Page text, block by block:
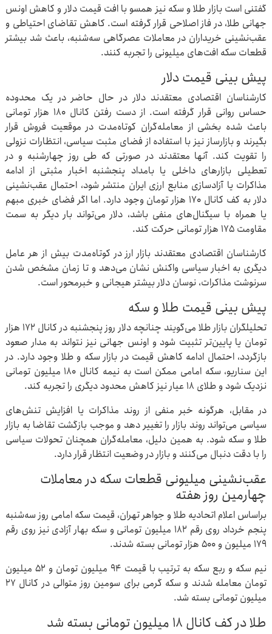
گفتنی است بازار طلا و سکه نیز همسو با افت قیمت دلار و کاهش اونس
جهانی طلا، در فاز اصلاحی قرار گرفته است. کاهش تقاضای احتیاطی و
عقب‌نشینی خریداران در معاملات عصرگاهی سه‌شنبه، باعث شد بیشتر
قطعات سکه افت‌های میلیونی را تجربه کنند.
پیش بینی قیمت دلار
کارشناسان اقتصادی معتقدند دلار در حال حاضر در یک محدوده
حساس روانی قرار گرفته است. از دست رفتن کانال ۱۸۰ هزار تومانی
باعث شده بخشی از معامله‌گران کوتاه‌مدت در موقعیت فروش قرار
بگیرند و بازارساز نیز با استفاده از فضای مثبت سیاسی، انتظارات نزولی
را تقویت کند. آنها معتقدند در صورتی که طی روز چهارشنبه و در
تعطیلی بازارهای داخلی یا بامداد پنجشنبه اخبار مثبتی از ادامه
مذاکرات یا آزادسازی منابع ارزی ایران منتشر شود، احتمال عقب‌نشینی
دلار به کف کانال ۱۷۰ هزار تومان وجود دارد. اما اگر فضای خبری مبهم
یا همراه با سیگنال‌های منفی باشد، دلار می‌تواند بار دیگر به سمت
مقاومت ۱۷۵ هزار تومانی حرکت کند.
کارشناسان اقتصادی معتقدند بازار ارز در کوتاه‌مدت بیش از هر عامل
دیگری به اخبار سیاسی واکنش نشان می‌دهد و تا زمان مشخص شدن
سرنوشت مذاکرات، نوسان دلار بیشتر هیجانی و خبرمحور است.
پیش بینی قیمت طلا و سکه
تحلیلگران بازار طلا می‌گویند چنانچه دلار روز پنجشنبه در کانال ۱۷۲ هزار
تومان یا پایین‌تر تثبیت شود و اونس جهانی نیز نتواند به مدار صعود
بازگردد، احتمال ادامه کاهش قیمت در بازار سکه و طلا وجود دارد. در
این سناریو، سکه امامی ممکن است به نیمه کانال ۱۸۰ میلیون تومانی
نزدیک شود و طلای ۱۸ عیار نیز کاهش محدود دیگری را تجربه کند.
در مقابل، هرگونه خبر منفی از روند مذاکرات یا افزایش تنش‌های
سیاسی می‌تواند روند بازار را تغییر دهد و موجب بازگشت تقاضا به بازار
طلا و سکه شود. به همین دلیل، معامله‌گران همچنان تحولات سیاسی
را با دقت دنبال می‌کنند و بازار در وضعیت انتظار قرار دارد.
عقب‌نشینی میلیونی قطعات سکه در معاملات
چهارمین روز هفته
براساس اعلام اتحادیه طلا و جواهر تهران، قیمت سکه امامی روز سه‌شنبه
پنجم خرداد روی رقم ۱۸۲ میلیون تومانی و سکه بهار آزادی نیز روی رقم
۱۷۹ میلیون و ۵۰۰ هزار تومانی بسته شدند.
نیم سکه و ربع سکه به ترتیب با قیمت ۹۴ میلیون تومان و ۵۲ میلیون
تومان معامله شدند و سکه گرمی برای سومین روز متوالی در کانال ۲۷
میلیون تومانی بسته شد.
طلا در کف کانال ۱۸ میلیون تومانی بسته شد